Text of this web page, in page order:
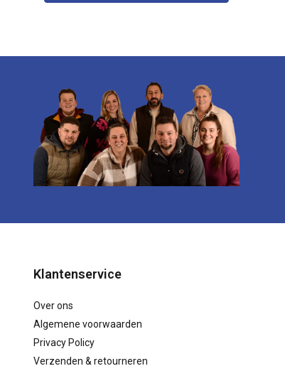
Klantenservice
Over ons
Algemene voorwaarden
Privacy Policy
Verzenden & retourneren